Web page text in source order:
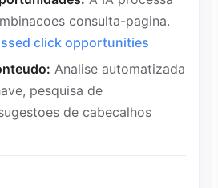
consulta-pagina.
click opportunities
Analise automatizada
pesquisa de
de cabecalhos